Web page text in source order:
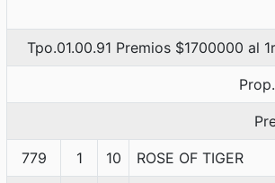
Tpo.01.00.91 Premios $1700000 al
779 1 10 ROSE OF TIGER